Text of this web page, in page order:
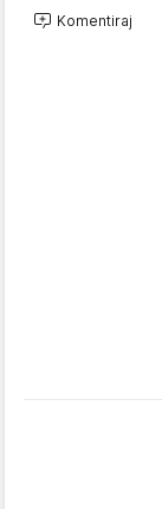
Komentiraj